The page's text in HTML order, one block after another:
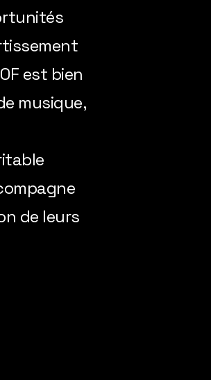
est bien
musique,
de leurs